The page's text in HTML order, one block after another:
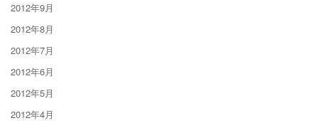
2012年9月
2012年8月
2012年7月
2012年6月
2012年5月
2012年4月